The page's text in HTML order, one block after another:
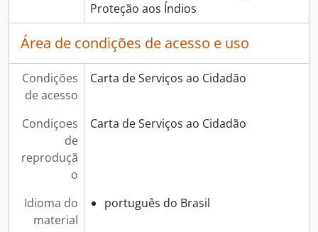
Proteção aos Índios
Área de condições de acesso e uso
Condições
de acesso
Carta de Serviços ao Cidadão
Condiçoes
de
reproduçã
o
Carta de Serviços ao Cidadão
Idioma do
material
português do Brasil